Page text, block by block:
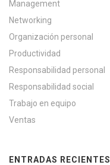
Management
Networking
Organización personal
Productividad
Responsabilidad personal
Responsabilidad social
Trabajo en equipo
Ventas
ENTRADAS RECIENTES